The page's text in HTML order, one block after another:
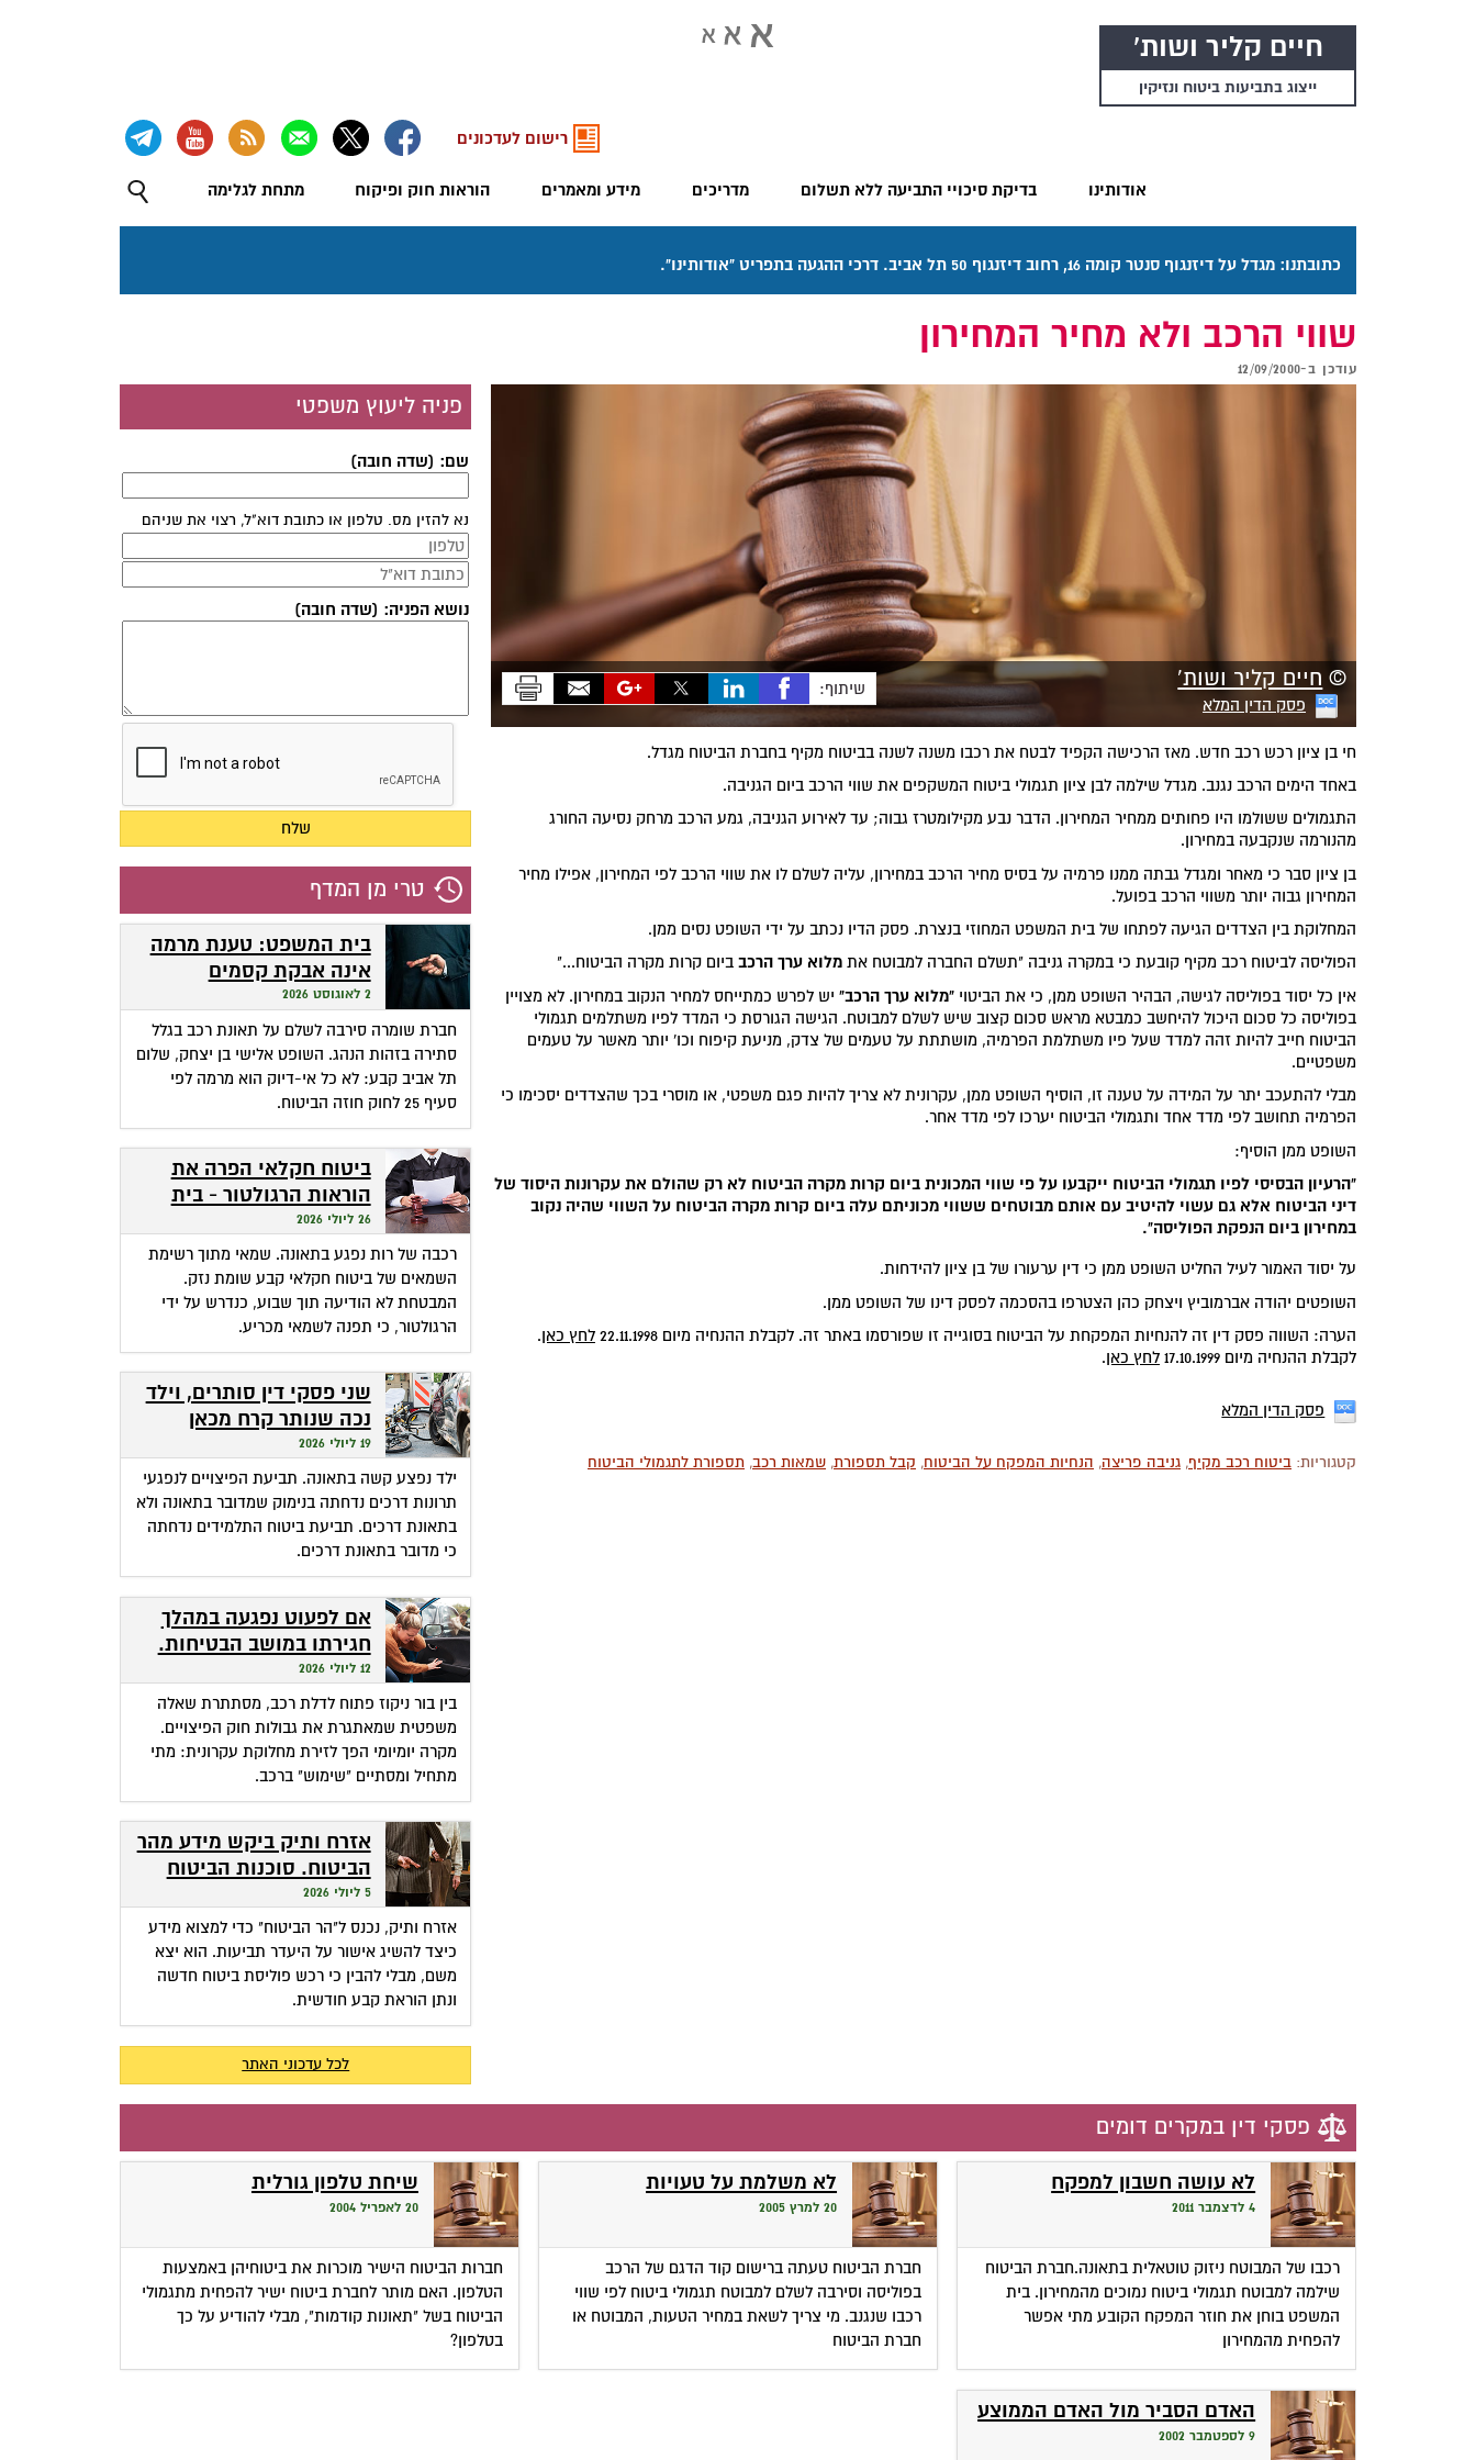
חיים קליר ושות'
ייצוג בתביעות ביטוח ונזיקין
אודותינו בדיקת סיכויי התביעה ללא תשלום מדריכים מידע ומאמרים הוראות חוק ופיקוח מתחת לגלימה
רישום לעדכונים
כתובתנו: מגדל על דיזנגוף סנטר קומה 16, רחוב דיזנגוף 50 תל אביב. דרכי ההגעה בתפריט "אודותינו".
שווי הרכב ולא מחיר המחירון
עודכן ב-12/09/2000
© חיים קליר ושות'
פסק הדין המלא
שיתוף:
חי בן ציון רכש רכב חדש. מאז הרכישה הקפיד לבטח את רכבו משנה לשנה בביטוח מקיף בחברת הביטוח מגדל.
באחד הימים הרכב נגנב. מגדל שילמה לבן ציון תגמולי ביטוח המשקפים את שווי הרכב ביום הגניבה.
התגמולים ששולמו היו פחותים ממחיר המחירון. הדבר נבע מקילומטרז גבוה; עד לאירוע הגניבה, גמע הרכב מרחק נסיעה החורג
מהנורמה שנקבעה במחירון.
בן ציון סבר כי מאחר ומגדל גבתה ממנו פרמיה על בסיס מחיר הרכב במחירון, עליה לשלם לו את שווי הרכב לפי המחירון, אפילו מחיר
המחירון גבוה יותר משווי הרכב בפועל.
המחלוקת בין הצדדים הגיעה לפתחו של בית המשפט המחוזי בנצרת. פסק הדיו נכתב על ידי השופט נסים ממן.
הפוליסה לביטוח רכב מקיף קובעת כי במקרה גניבה "תשלם החברה למבוטח את מלוא ערך הרכב ביום קרות מקרה הביטוח..."
אין כל יסוד בפוליסה לגישה, הבהיר השופט ממן, כי את הביטוי "מלוא ערך הרכב" יש לפרש כמתייחס למחיר הנקוב במחירון. לא מצויין
בפוליסה כל סכום היכול להיחשב כמבטא מראש סכום קצוב שיש לשלם למבוטח. הגישה הגורסת כי המדד לפיו משתלמים תגמולי
הביטוח חייב להיות זהה למדד שעל פיו משתלמת הפרמיה, מושתתת על טעמים של צדק, מניעת קיפוח וכו' יותר מאשר על טעמים
משפטיים.
מבלי להתעכב יתר על המידה על טענה זו, הוסיף השופט ממן, עקרונית לא צריך להיות פגם משפטי, או מוסרי בכך שהצדדים יסכימו כי
הפרמיה תחושב לפי מדד אחד ותגמולי הביטוח יערכו לפי מדד אחר.
השופט ממן הוסיף:
"הרעיון הבסיסי לפיו תגמולי הביטוח ייקבעו על פי שווי המכונית ביום קרות מקרה הביטוח לא רק שהולם את עקרונות היסוד של
דיני הביטוח אלא גם עשוי להיטיב עם אותם מבוטחים ששווי מכוניתם עלה ביום קרות מקרה הביטוח על השווי שהיה נקוב
במחירון ביום הנפקת הפוליסה".
על יסוד האמור לעיל החליט השופט ממן כי דין ערעורו של בן ציון להידחות.
השופטים יהודה אברמוביץ ויצחק כהן הצטרפו בהסכמה לפסק דינו של השופט ממן.
הערה: השווה פסק דין זה להנחיות המפקחת על הביטוח בסוגייה זו שפורסמו באתר זה. לקבלת ההנחיה מיום 22.11.1998
לחץ כאן.
לקבלת ההנחיה מיום 17.10.1999
לחץ כאן.
פסק הדין המלא
קטגוריות: ביטוח רכב מקיף, גניבה פריצה, הנחיות המפקח על הביטוח, קבל תספורת, שמאות רכב, תספורת לתגמולי הביטוח
פניה ליעוץ משפטי
שם: (שדה חובה)
נא להזין מס. טלפון או כתובת דוא"ל, רצוי את שניהם
נושא הפניה: (שדה חובה)
טרי מן המדף
בית המשפט: טענת מרמה
אינה אבקת קסמים
שהופכת אי-דיוק לפטור
מתשלום
2 לאוגוסט 2026
חברת שומרה סירבה לשלם על תאונת רכב בגלל
סתירה בזהות הנהג. השופט אלישי בן יצחק, שלום
תל אביב קבע: לא כל אי-דיוק הוא מרמה לפי
סעיף 25 לחוק חוזה הביטוח.
ביטוח חקלאי הפרה את
הוראות הרגולטור - בית
המשפט חילץ אותה
26 ליולי 2026
רכבה של רות נפגע בתאונה. שמאי מתוך רשימת
השמאים של ביטוח חקלאי קבע שומת נזק.
המבטחת לא הודיעה תוך שבוע, כנדרש על ידי
הרגולטור, כי תפנה לשמאי מכריע.
שני פסקי דין סותרים, וילד
נכה שנותר קרח מכאן
ומכאן
19 ליולי 2026
ילד נפצע קשה בתאונה. תביעת הפיצויים לנפגעי
תרונות דרכים נדחתה בנימוק שמדובר בתאונה ולא
בתאונת דרכים. תביעת ביטוח התלמידים נדחתה
כי מדובר בתאונת דרכים.
אם לפעוט נפגעה במהלך
חגירתו במושב הבטיחות.
האם זכאית לפיצויים?
12 ליולי 2026
בין בור ניקוז פתוח לדלת רכב, מסתתרת שאלה
משפטית שמאתגרת את גבולות חוק הפיצויים.
מקרה יומיומי הפך לזירת מחלוקת עקרונית: מתי
מתחיל ומסתיים "שימוש" ברכב.
אזרח ותיק ביקש מידע מהר
הביטוח. סוכנות הביטוח
גבתה מחשבונו פרמיות
5 ליולי 2026
אזרח ותיק, נכנס ל"הר הביטוח" כדי למצוא מידע
כיצד להשיג אישור על היעדר תביעות. הוא יצא
משם, מבלי להבין כי רכש פוליסת ביטוח חדשה
ונתן הוראת קבע חודשית.
לכל עדכוני האתר
פסקי דין במקרים דומים
לא עושה חשבון למפקח
4 לדצמבר 2011
רכבו של המבוטח ניזוק טוטאלית בתאונה.חברת הביטוח
שילמה למבוטח תגמולי ביטוח נמוכים מהמחירון. בית
המשפט בוחן את חוזר המפקח הקובע מתי אפשר
להפחית מהמחירון
לא משלמת על טעויות
20 למרץ 2005
חברת הביטוח טעתה ברישום קוד הדגם של הרכב
בפוליסה וסירבה לשלם למבוטח תגמולי ביטוח לפי שווי
רכבו שנגנב. מי צריך לשאת במחיר הטעות, המבוטח או
חברת הביטוח
שיחת טלפון גורלית
20 לאפריל 2004
חברות הביטוח הישיר מוכרות את ביטוחיהן באמצעות
הטלפון. האם מותר לחברת ביטוח ישיר להפחית מתגמולי
הביטוח בשל "תאונות קודמות", מבלי להודיע על כך
בטלפון?
האדם הסביר מול האדם הממוצע
9 לספטמבר 2002